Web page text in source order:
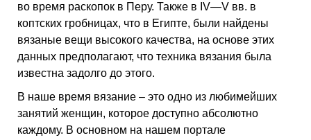
во время раскопок в Перу. Также в IV—V вв. в
коптских гробницах, что в Египте, были найдены
вязаные вещи высокого качества, на основе этих
данных предполагают, что техника вязания была
известна задолго до этого.
В наше время вязание – это одно из любимейших
занятий женщин, которое доступно абсолютно
каждому. В основном на нашем портале